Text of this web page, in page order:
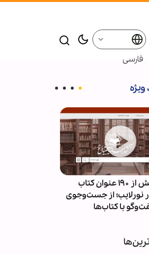
فارسی
معرفی بیش از ۱۹۰ عنوان کتاب
نورلایب؛ از جست‌وجوی
با کتاب‌ها